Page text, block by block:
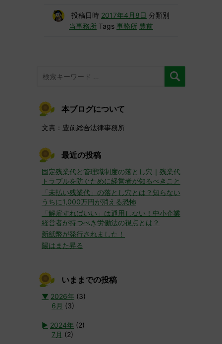
投稿日時 2017年4月8日 分類別
当事務所 Tags 事務所 豊前
本ブログについて
文責：豊前総合法律事務所
最近の投稿
固定残業代と管理職制度の落とし穴｜残業代
トラブルを防ぐために経営者が知るべきこと
「未払い残業代」の落とし穴とは？知らない
うちに1,000万円が消える恐怖
「解雇すればいい」は通用しない！中小企業
経営者が持つべき労働法の視点とは？
新紙幣が発行されました！
陽はまた昇る
いままでの投稿
▼ 2026年 (3)
6月 (3)
► 2024年 (2)
7月 (2)